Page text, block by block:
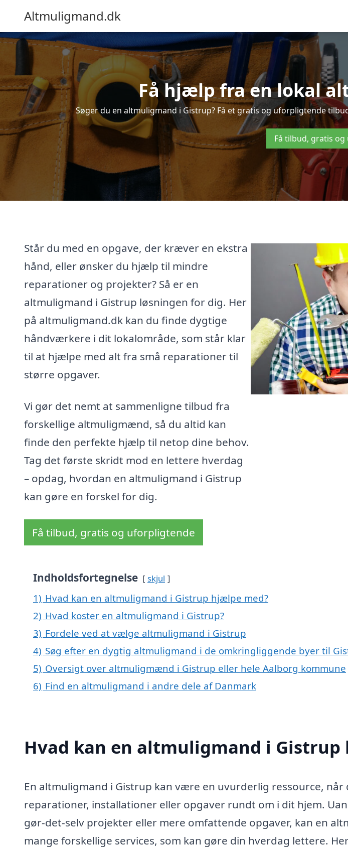
Altmuligmand.dk
Få hjælp fra en lokal
Søger du en altmuligmand i Gistrup? Få et gratis og uforpligtende
Få tilbud, gratis
Står du med en opgave, der kræver en ekstra
hånd, eller ønsker du hjælp til mindre
reparationer og projekter? Så er en
altmuligmand i Gistrup løsningen for dig. Her
på altmuligmand.dk kan du finde dygtige
håndværkere i dit lokalområde, som står klar
til at hjælpe med alt fra små reparationer til
større opgaver.
Vi gør det nemt at sammenligne tilbud fra
forskellige altmuligmænd, så du altid kan
finde den perfekte hjælp til netop dine behov.
Tag det første skridt mod en lettere hverdag
– opdag, hvordan en altmuligmand i Gistrup
kan gøre en forskel for dig.
Få tilbud, gratis og uforpligtende
Indholdsfortegnelse skjul
1) Hvad kan en altmuligmand i Gistrup hjælpe med?
2) Hvad koster en altmuligmand i Gistrup?
3) Fordele ved at vælge altmuligmand i Gistrup
4) Søg efter en dygtig altmuligmand i de omkringliggende byer til
5) Oversigt over altmuligmænd i Gistrup eller hele Aalborg kommune
6) Find en altmuligmand i andre dele af Danmark
Hvad kan en altmuligmand i
En altmuligmand i Gistrup kan være en uvurderlig ressource,
reparationer, installationer eller opgaver rundt om i dit hjem.
gør-det-selv projekter eller mere omfattende opgaver, kan en
mange forskellige services, som kan gøre din hverdag lettere.